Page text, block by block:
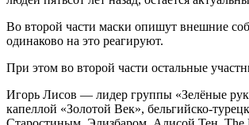
Во второй части маски опишут внешние
одинаково на это реагируют.
При этом во второй части остальные
Игорь Лисов — лидер группы «Зелёные
капеллой «Золотой Век», бельгийско-